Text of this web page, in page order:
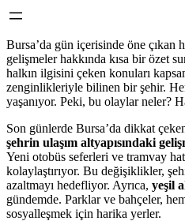
Bursa’da gün içerisinde öne çıkan
gelişmeler hakkında kısa bir özet
halkın ilgisini çeken konuları
zenginlikleriyle bilinen bir şehir.
yaşanıyor. Peki, bu olaylar neler?
Son günlerde Bursa’da dikkat
şehrin ulaşım altyapısındaki
Yeni otobüs seferleri ve tramvay
kolaylaştırıyor. Bu değişiklikler,
azaltmayı hedefliyor. Ayrıca, yeşil
gündemde. Parklar ve bahçeler,
sosyalleşmek için harika yerler.